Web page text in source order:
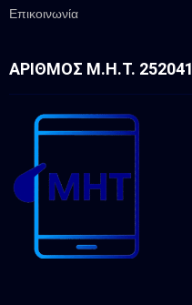
Επικοινωνία
ΑΡΙΘΜΌΣ Μ.Η.Τ. 252041